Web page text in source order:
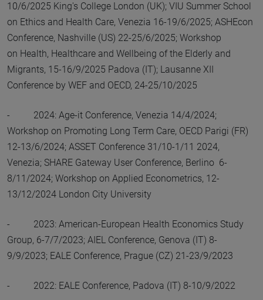
10/6/2025 King's College London (UK); VIU Summer School
on Ethics and Health Care, Venezia 16-19/6/2025; ASHEcon
Conference, Nashville (US) 22-25/6/2025; Workshop
on Health, Healthcare and Wellbeing of the Elderly and
Migrants, 15-16/9/2025 Padova (IT); Lausanne XII
Conference by WEF and OECD, 24-25/10/2025
- 2024: Age-it Conference, Venezia 14/4/2024;
Workshop on Promoting Long Term Care, OECD Parigi (FR)
12-13/6/2024; ASSET Conference 31/10-1/11 2024,
Venezia; SHARE Gateway User Conference, Berlino 6-
8/11/2024; Workshop on Applied Econometrics, 12-
13/12/2024 London City University
- 2023: American-European Health Economics Study
Group, 6-7/7/2023; AIEL Conference, Genova (IT) 8-
9/9/2023; EALE Conference, Prague (CZ) 21-23/9/2023
- 2022: EALE Conference, Padova (IT) 8-10/9/2022